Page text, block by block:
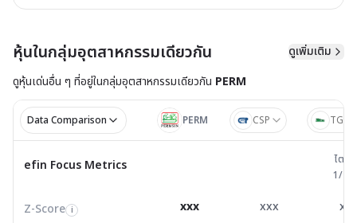
หุ้นในกลุ่มอุตสาหกรรมเดียวกัน
ดูเพิ่มเติม
ดูหุ้นเด่นอื่น ๆ ที่อยู่ในกลุ่มอุตสาหกรรมเดียวกัน PERM
Data Comparison PERM CSP
efin Focus Metrics ไตรมาส
Z-Score i 0.19 1.41
-
efin Focus Metrics
ไตรม
1/
Z-Score i
EV/EBITDA
Z-Score i xxx xxx